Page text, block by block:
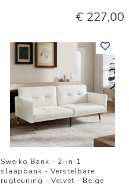
€ 227,00
Sweiko Bank - 2-in-1
slaapbank - Verstelbare
rugleuning - Velvet - Beige